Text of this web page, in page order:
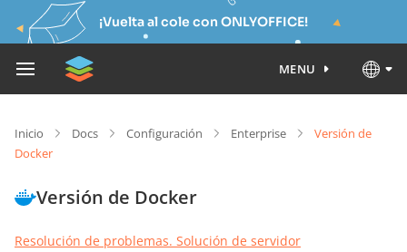
¡Vuelta al cole con ONLYOFFICE!
MENU
Inicio Docs Configuración Enterprise
Versión de
Docker
Versión de Docker
Resolución de problemas. Solución de servidor